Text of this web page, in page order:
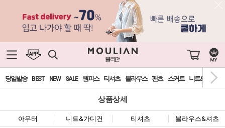
당일발송 BEST NEW SALE 원피스 티셔츠 블라우스 팬츠 스커트 니트&가디건
상품상세
아우터 니트&가디건 티셔츠 블라우스&셔츠